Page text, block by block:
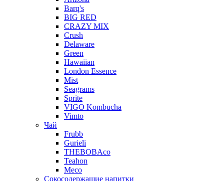
Barq's
BIG RED
CRAZY MIX
Crush
Delaware
Green
Hawaiian
London Essence
Mist
Seagrams
Sprite
VIGO Kombucha
Vimto
Чай
Frubb
Gurieli
THEBOBAco
Teahon
Meco
Сокосодержащие напитки